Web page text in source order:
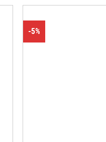
-5%